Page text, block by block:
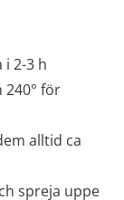
i 2-3 h
240° för
alltid ca
spreja uppe